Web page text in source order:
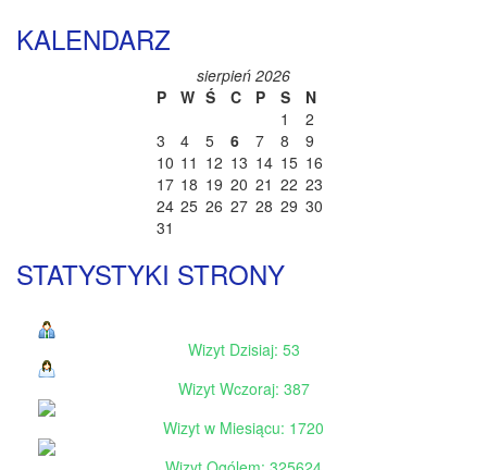
KALENDARZ
sierpień 2026
P
W Ś C P S
N
1
2
3
4 5 6 7 8
9
10 11 12 13 14 15 16
17 18 19 20 21 22 23
24 25 26 27 28 29 30
31
STATYSTYKI STRONY
Wizyt Dzisiaj: 53
Wizyt Wczoraj: 387
Wizyt w Miesiącu: 1720